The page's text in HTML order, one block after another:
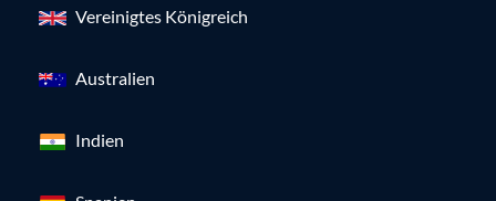
Vereinigtes Königreich
Australien
Indien